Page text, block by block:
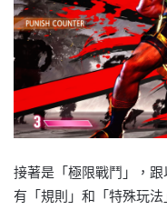
接著是「極限戰鬥」，
有「規則」和「特殊玩